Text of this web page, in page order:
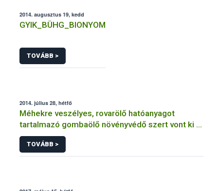
2014. augusztus 19, kedd
GYIK_BÜHG_BIONYOM
TOVÁBB >
2014. július 28, hétfő
Méhekre veszélyes, rovarölő hatóanyagot
tartalmazó gombaölő növényvédő szert vont ki a
forgalomból a NÉBIH
TOVÁBB >